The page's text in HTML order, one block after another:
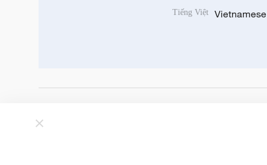
Vietnamese
Tiếng Việt